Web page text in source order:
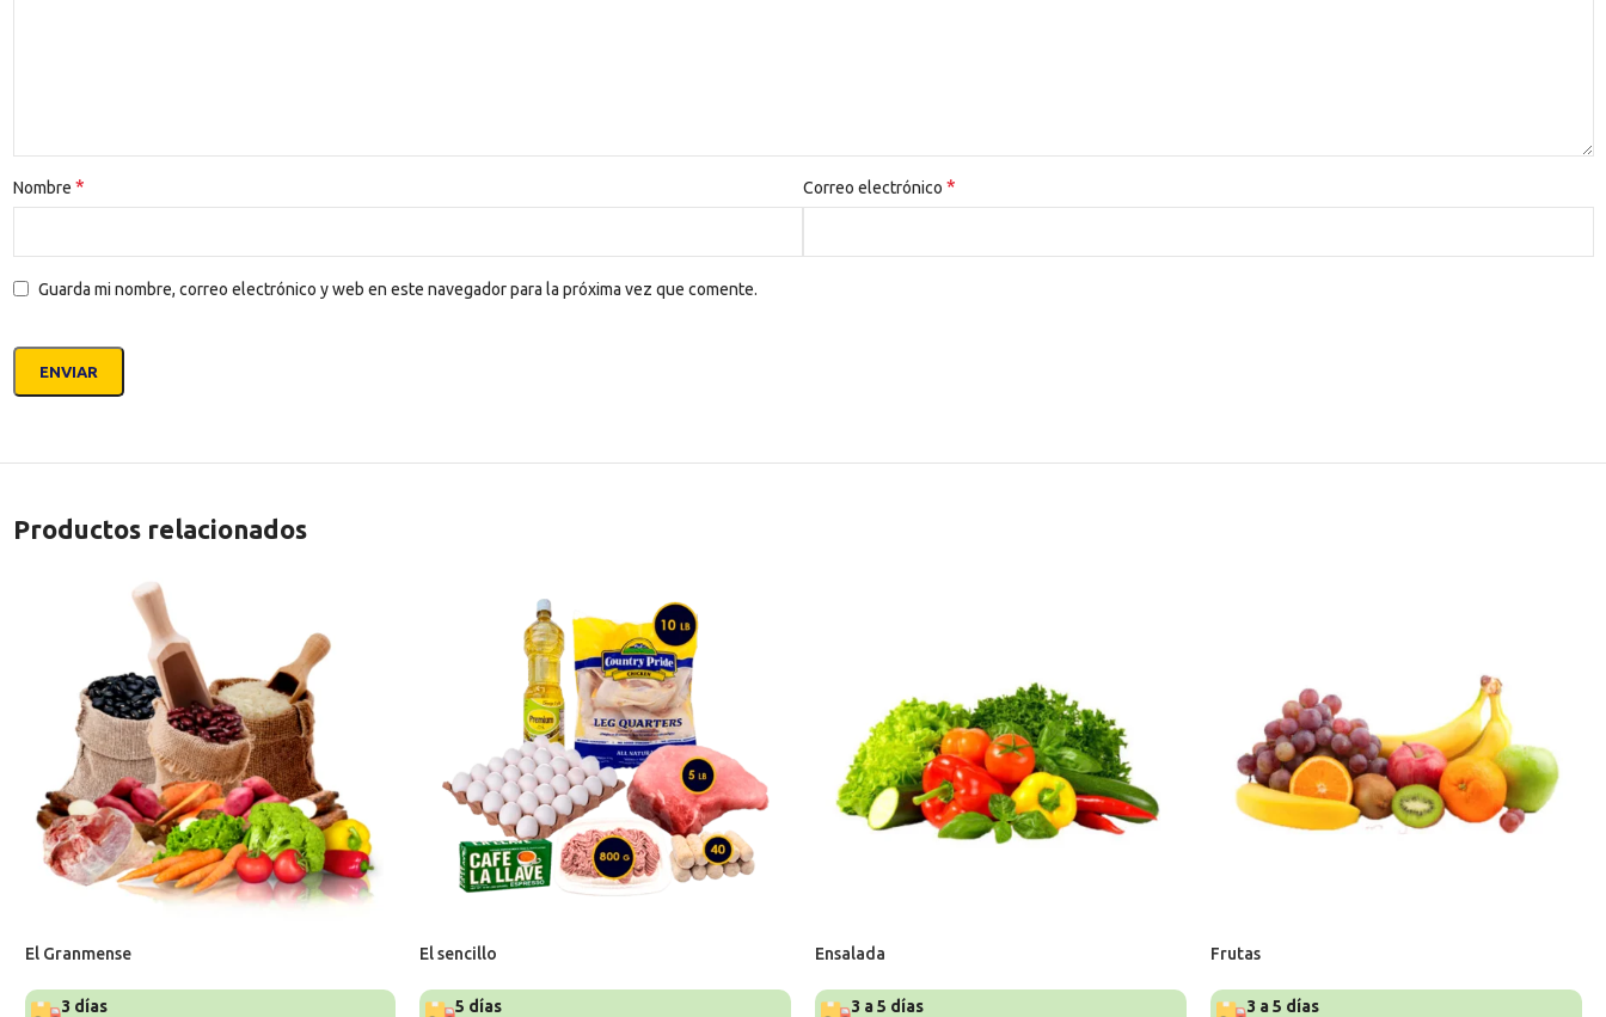
Nombre * Correo electrónico *
Guarda mi nombre, correo electrónico y web en este navegador para la próxima vez que comente.
Productos relacionados
El Granmense
3 días
El sencillo
5 días
Ensalada
3 a 5 días
Frutas
3 a 5 días